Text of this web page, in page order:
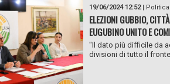
19/06/2024 12:52| Politica
ELEZIONI GUBBIO,
EUGUBINO UNITO E
"Il dato più difficile da
divisioni di tutto il